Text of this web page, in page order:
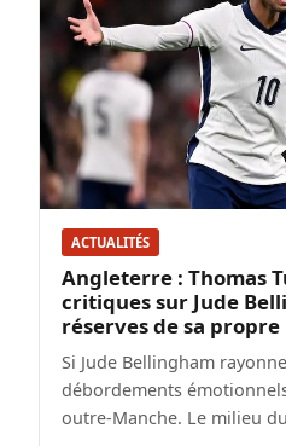
ACTUALITÉS
Angleterre : Thomas
critiques sur Jude
réserves de sa
Si Jude Bellingham
débordements
outre-Manche. Le milieu